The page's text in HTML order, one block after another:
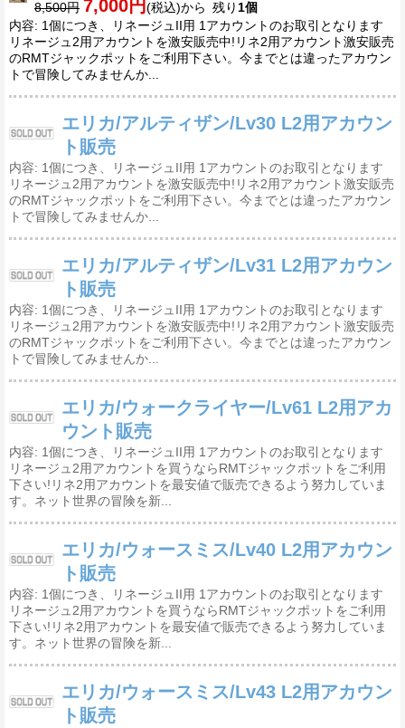
8,500円 7,000円(税込)から 残り 1個
内容: 1個につき、リネージュII用 1アカウントのお取引となります
リネージュ2用アカウントを激安販売中!リネ2用アカウント激安販売
のRMTジャックポットをご利用下さい。今までとは違ったアカウン
トで冒険してみませんか...
エリカ/アルティザン/Lv30 L2用アカウン
ト販売
内容: 1個につき、リネージュII用 1アカウントのお取引となります
リネージュ2用アカウントを激安販売中!リネ2用アカウント激安販売
のRMTジャックポットをご利用下さい。今までとは違ったアカウン
トで冒険してみませんか...
エリカ/アルティザン/Lv31 L2用アカウン
ト販売
内容: 1個につき、リネージュII用 1アカウントのお取引となります
リネージュ2用アカウントを激安販売中!リネ2用アカウント激安販売
のRMTジャックポットをご利用下さい。今までとは違ったアカウン
トで冒険してみませんか...
エリカ/ウォークライヤー/Lv61 L2用アカ
ウント販売
内容: 1個につき、リネージュII用 1アカウントのお取引となります
リネージュ2用アカウントを買うならRMTジャックポットをご利用
下さい!リネ2用アカウントを最安値で販売できるよう努力していま
す。ネット世界の冒険を新...
エリカ/ウォースミス/Lv40 L2用アカウン
ト販売
内容: 1個につき、リネージュII用 1アカウントのお取引となります
リネージュ2用アカウントを買うならRMTジャックポットをご利用
下さい!リネ2用アカウントを最安値で販売できるよう努力していま
す。ネット世界の冒険を新...
エリカ/ウォースミス/Lv43 L2用アカウン
ト販売